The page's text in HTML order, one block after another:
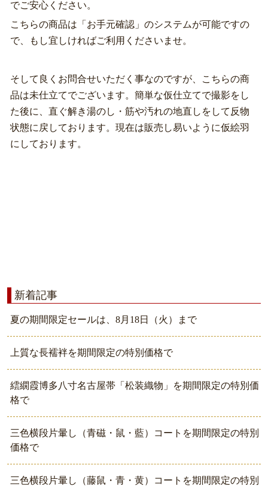
でご安心ください。
こちらの商品は「お手元確認」のシステムが可能ですの
で、もし宜しければご利用くださいませ。
そして良くお問合せいただく事なのですが、こちらの商
品は未仕立てでございます。簡単な仮仕立てで撮影をし
た後に、直ぐ解き湯のし・筋や汚れの地直しをして反物
状態に戻しております。現在は販売し易いように仮絵羽
にしております。
新着記事
夏の期間限定セールは、8月18日（火）まで
上質な長襦袢を期間限定の特別価格で
繧繝霞博多八寸名古屋帯「松装織物」を期間限定の特別価
格で
三色横段片暈し（青磁・鼠・藍）コートを期間限定の特別
価格で
三色横段片暈し（藤鼠・青・黄）コートを期間限定の特別